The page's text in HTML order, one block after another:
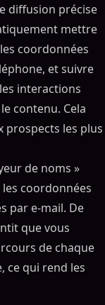
diffusion précise
mettre
coordonnées
et suivre
interactions
contenu. Cela
prospects les plus
de noms »
coordonnées
par e-mail. De
que vous
de chaque
ce qui rend les